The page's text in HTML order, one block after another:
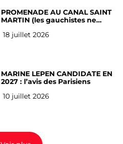
PROMENADE AU CANAL SAINT
MARTIN (les gauchistes ne
18 juillet 2026
MARINE LEPEN CANDIDATE EN
2027 : l’avis des Parisiens
10 juillet 2026